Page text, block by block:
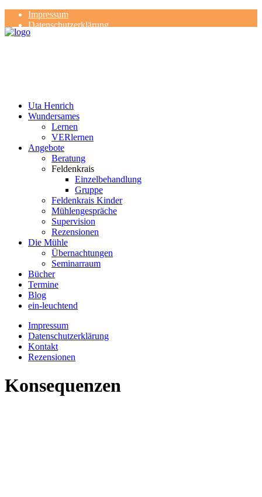
Impressum
Datenschutzerklärung
Kontakt
Uta Henrich
Wundersames
Lernen
VERlernen
Angebote
Beratung
Feldenkrais
Einzelbehandlung
Gruppe
Feldenkrais Kinder
Mühlengespräche
Supervision
Rezensionen
Die Mühle
Übernachtungen
Seminarraum
Bücher
Termine
Blog
ein-leuchtend
Impressum
Datenschutzerklärung
Kontakt
Rezensionen
Konsequenzen